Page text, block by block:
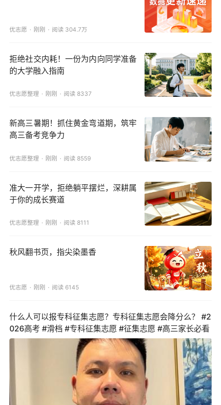
优志愿 刚刚 阅读 304.7万
拒绝社交内耗！一份为内向同学准备
的大学融入指南
优志愿整理 刚刚 阅读 8337
新高三暑期！抓住黄金弯道期，筑牢
高三备考竞争力
优志愿整理 刚刚 阅读 8559
准大一开学，拒绝躺平摆烂，深耕属
于你的成长赛道
优志愿整理 刚刚 阅读 8111
秋风翻书页，指尖染墨香
优志愿 刚刚 阅读 6145
什么人可以报专科征集志愿？专科征集志愿会降分么？ #2
026高考 #滑档 #专科征集志愿 #征集志愿 #高三家长必看